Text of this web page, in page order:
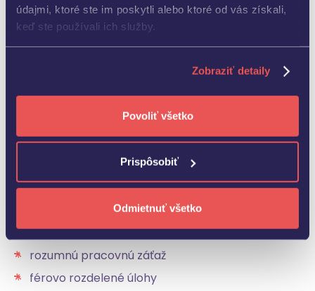
údajmi, ktoré ste im poskytli alebo ktoré od vás získali,
keď ste používali ich služby.
Zobraziť detaily
Povoliť všetko
Prispôsobiť
Odmietnuť všetko
Zdroj: https://www.etui.org/news/first-time-
european-report-puts-price-stress-work
Zastavte vyhorenie včas
systematický prístup.
pracovné prostredie, v ktorom majú ľudia:
jasne komunikované a nastavené ciele
rozumnú pracovnú záťaž
férovo rozdelené úlohy